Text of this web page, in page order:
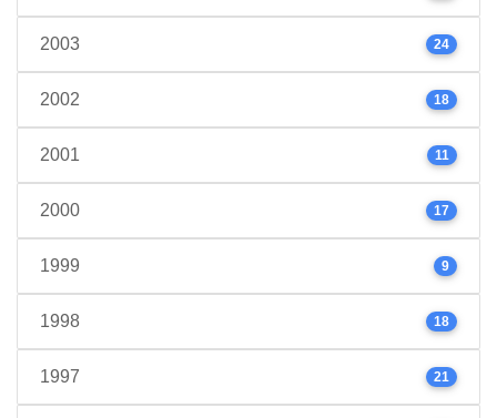
2003 24
2002 18
2001 11
2000 17
1999 9
1998 18
1997 21